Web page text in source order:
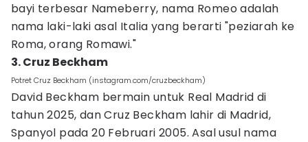
bayi terbesar Nameberry, nama Romeo adalah
nama laki-laki asal Italia yang berarti "peziarah ke
Roma, orang Romawi."
3. Cruz Beckham
Potret Cruz Beckham (instagram.com/cruzbeckham)
David Beckham bermain untuk Real Madrid di
tahun 2025, dan Cruz Beckham lahir di Madrid,
Spanyol pada 20 Februari 2005. Asal usul nama